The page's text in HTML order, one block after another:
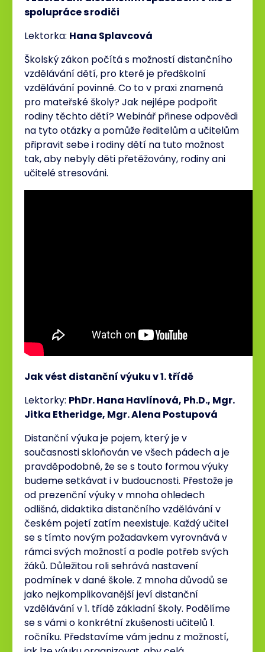
spolupráce srodiči
Lektorka: Hana Splavcová
Školský zákon počítá s možností distančního
vzdělávání dětí, pro které je předškolní
vzdělávání povinné. Co to v praxi znamená
pro mateřské školy? Jak nejlépe podpořit
rodiny těchto dětí?Webinář přinese odpovědi
na tyto otázky a pomůže ředitelům a učitelům
připravit sebe i rodiny dětí na tuto možnost
tak, aby nebyly děti přetěžovány, rodiny ani
učitelé stresováni.
Jak vést distanční výuku v 1. třídě
Lektorky: PhDr. Hana Havlínová, Ph.D., Mgr.
Jitka Etheridge, Mgr. Alena Postupová
Distanční výuka je pojem, který je v
současnosti skloňován ve všech pádech a je
pravděpodobné, že se s touto formou výuky
budeme setkávat i v budoucnosti. Přestože je
od prezenční výuky v mnoha ohledech
odlišná, didaktika distančního vzdělávání v
českém pojetí zatím neexistuje. Každý učitel
se s tímto novým požadavkem vyrovnává v
rámci svých možností a podle potřeb svých
žáků. Důležitou roli sehrává nastavení
podmínek v dané škole. Z mnoha důvodů se
jako nejkomplikovanější jeví distanční
vzdělávání v 1. třídě základní školy. Podělíme
se s vámi o konkrétní zkušenosti učitelů 1.
ročníku. Představíme vám jednu z možností,